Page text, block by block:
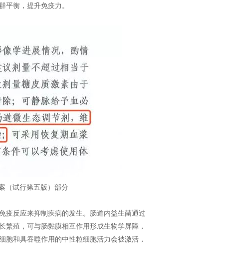
平衡，提升免疫力。
（试行第五版）部分
疫反应来抑制疾病的发生。肠道内益生菌通过
殖，可与肠黏膜相互作用形成生物学屏障，
胞和具吞噬作用的中性粒细胞活力会被激活，